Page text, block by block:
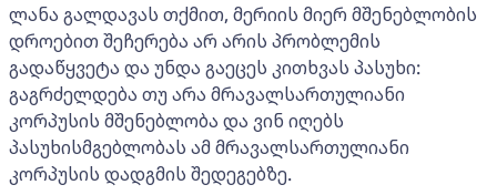
ლანა გალდავას თქმით, მერიის მიერ მშენებლობის
დროებით შეჩერება არ არის პრობლემის
გადაწყვეტა და უნდა გაეცეს კითხვას პასუხი:
გაგრძელდება თუ არა მრავალსართულიანი
კორპუსის მშენებლობა და ვინ იღებს
პასუხისმგებლობას ამ მრავალსართულიანი
კორპუსის დადგმის შედეგებზე.